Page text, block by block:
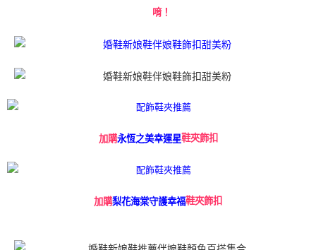
唷！
加購永恆之美幸運星鞋夾飾扣
加購梨花海棠守護幸福鞋夾飾扣